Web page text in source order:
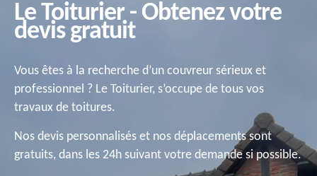
Le Toiturier - Obtenez votre
devis gratuit
Vous êtes à la recherche d’un couvreur sérieux et
professionnel ? Le Toiturier, s’occupe de tous vos
travaux de toitures.
Nos devis personnalisés et nos déplacements sont
gratuits, dans les 24h suivant votre demande si possible.